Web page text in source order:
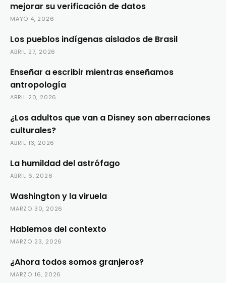
mejorar su verificación de datos
MAYO 4, 2026
Los pueblos indígenas aislados de Brasil
ABRIL 27, 2026
Enseñar a escribir mientras enseñamos
antropología
ABRIL 20, 2026
¿Los adultos que van a Disney son aberraciones
culturales?
ABRIL 13, 2026
La humildad del astrófago
ABRIL 6, 2026
Washington y la viruela
MARZO 30, 2026
Hablemos del contexto
MARZO 23, 2026
¿Ahora todos somos granjeros?
MARZO 16, 2026